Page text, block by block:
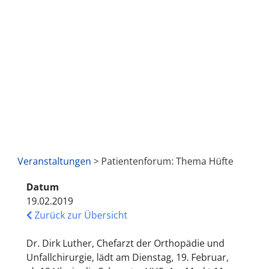
Veranstaltungen > Patientenforum: Thema Hüfte
Datum
19.02.2019
Zurück zur Übersicht
Dr. Dirk Luther, Chefarzt der Orthopädie und
Unfallchirurgie, lädt am Dienstag, 19. Februar,